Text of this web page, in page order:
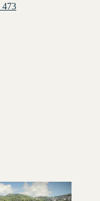
lenke til et innlegg.